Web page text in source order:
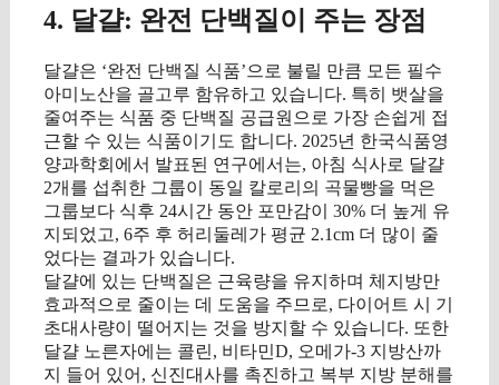
4. 달걀: 완전 단백질이 주는 장점
달걀은 ‘완전 단백질 식품’으로 불릴 만큼 모든 필수
아미노산을 골고루 함유하고 있습니다. 특히 뱃살을
줄여주는 식품 중 단백질 공급원으로 가장 손쉽게 접
근할 수 있는 식품이기도 합니다. 2025년 한국식품영
양과학회에서 발표된 연구에서는, 아침 식사로 달걀
2개를 섭취한 그룹이 동일 칼로리의 곡물빵을 먹은
그룹보다 식후 24시간 동안 포만감이 30% 더 높게 유
지되었고, 6주 후 허리둘레가 평균 2.1cm 더 많이 줄
었다는 결과가 있습니다.
달걀에 있는 단백질은 근육량을 유지하며 체지방만
효과적으로 줄이는 데 도움을 주므로, 다이어트 시 기
초대사량이 떨어지는 것을 방지할 수 있습니다. 또한
달걀 노른자에는 콜린, 비타민D, 오메가-3 지방산까
지 들어 있어, 신진대사를 촉진하고 복부 지방 분해를